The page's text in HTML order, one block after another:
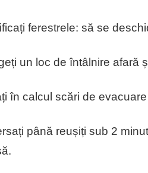
ferestrele: să se
un loc de întâlnire afară
în calcul scări de
până reușiți sub 2